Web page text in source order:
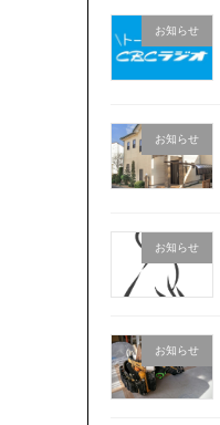
お知らせ
お知らせ
お知らせ
お知らせ